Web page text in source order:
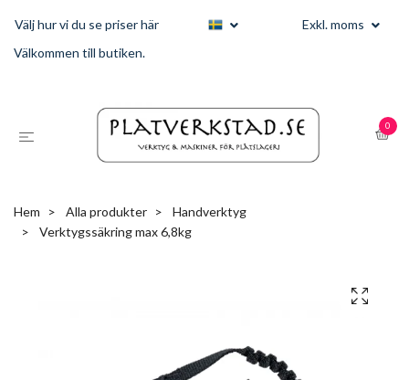
Välj hur vi du se priser här
Exkl. moms
Välkommen till butiken.
0
Hem Alla produkter
Handverktyg
Verktygssäkring max 6,8kg